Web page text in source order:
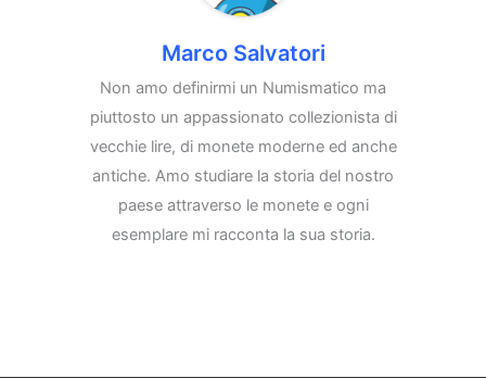
Marco Salvatori
Non amo definirmi un Numismatico ma
piuttosto un appassionato collezionista di
vecchie lire, di monete moderne ed anche
antiche. Amo studiare la storia del nostro
paese attraverso le monete e ogni
esemplare mi racconta la sua storia.